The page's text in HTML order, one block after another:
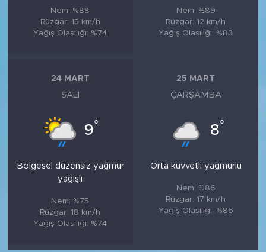
Nem: %88
Rüzgar: 15 km/h
Yağış Olasılığı: %74
Nem: %89
Rüzgar: 12 km/h
Yağış Olasılığı: %83
24 MART
SALI
9°
Bölgesel düzensiz yağmur
yağışlı
Nem: %75
Rüzgar: 18 km/h
Yağış Olasılığı: %74
25 MART
ÇARŞAMBA
8°
Orta kuvvetli yağmurlu
Nem: %86
Rüzgar: 17 km/h
Yağış Olasılığı: %86